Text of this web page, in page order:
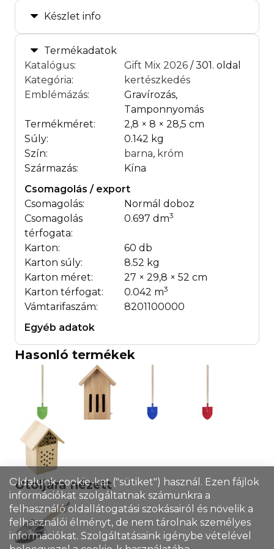
Készlet info
Termékadatok
Katalógus: Gift Mix 2026 / 301. oldal
Kategória:
kertészkedés
Emblémázás:
Gravírozás,
Tamponnyomás
Termékméret:
2,8 × 8 × 28,5 cm
Súly:
0.142 kg
Szín:
barna, króm
Származás:
Kína
Csomagolás / export
Csomagolás:
Normál doboz
Csomagolás
térfogata:
0.697 dm3
Karton:
60 db
Karton súly:
8.52 kg
Karton méret:
27 × 29,8 × 52 cm
Karton térfogat:
0.042 m3
Vámtarifaszám:
8201100000
Egyéb adatok
Hasonló termékek
Utoljára nézett
Oldalunk cookie-kat ("sütiket") használ. Ezen fájlok
információkat szolgáltatnak számunkra a
felhasználó oldallátogatási szokásairól és növelik a
felhasználói élményt, de nem tárolnak személyes
információkat. Szolgáltatásaink igénybe vételével